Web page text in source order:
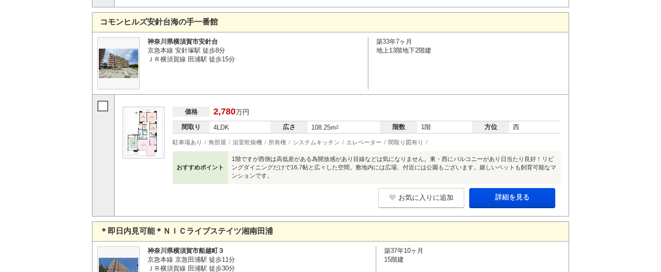
コモンヒルズ安針台海の手一番館
神奈川県横須賀市安針台
京急本線 安針塚駅 徒歩8分
ＪＲ横須賀線 田浦駅 徒歩15分
築33年7ヶ月
地上13階地下2階建
価格 2,780万円
間取り 4LDK 広さ 108.25m2 階数 1階 方位 西
駐車場あり 角部屋 浴室乾燥機 所有権 システムキッチン エレベーター 間取り図有り
おすすめポイント
1階ですが西側は高低差がある為開放感があり目線などは気になりません。東・西にバルコニーがあり日当たり良好！リビ
ングダイニングだけで16.7帖と広々した空間。敷地内には広場、付近には公園もございます。嬉しいペットも飼育可能なマ
ンションです。
お気に入りに追加 詳細を見る
＊即日内見可能＊ＮＩＣライブステイツ湘南田浦
神奈川県横須賀市船越町３
京急本線 京急田浦駅 徒歩11分
ＪＲ横須賀線 田浦駅 徒歩30分
築37年10ヶ月
15階建